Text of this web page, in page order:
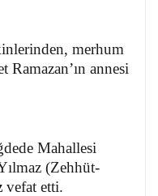
merhum
Ramazan’ın annesi
Mahallesi
(Zehhüt-
vefat etti.